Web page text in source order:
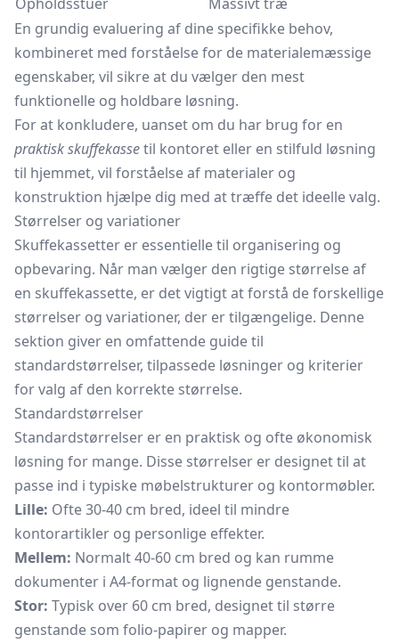
En grundig evaluering af dine specifikke behov,
kombineret med forståelse for de materialemæssige
egenskaber, vil sikre at du vælger den mest
funktionelle og holdbare løsning.
For at konkludere, uanset om du har brug for en
praktisk skuffekassetil kontoret eller en stilfuld løsning
til hjemmet, vil forståelse af materialer og
konstruktion hjælpe dig med at træffe det ideelle valg.
Størrelser og variationer
Skuffekassetter er essentielle til organisering og
opbevaring. Når man vælger den rigtige størrelse af
en skuffekassette, er det vigtigt at forstå de forskellige
størrelser og variationer, der er tilgængelige. Denne
sektion giver en omfattende guide til
standardstørrelser, tilpassede løsninger og kriterier
for valg af den korrekte størrelse.
Standardstørrelser
Standardstørrelser er en praktisk og ofte økonomisk
løsning for mange. Disse størrelser er designet til at
passe ind i typiske møbelstrukturer og kontormøbler.
Lille: Ofte 30-40 cm bred, ideel til mindre
kontorartikler og personlige effekter.
Mellem: Normalt 40-60 cm bred og kan rumme
dokumenter i A4-format og lignende genstande.
Stor: Typisk over 60 cm bred, designet til større
genstande som folio-papirer og mapper.